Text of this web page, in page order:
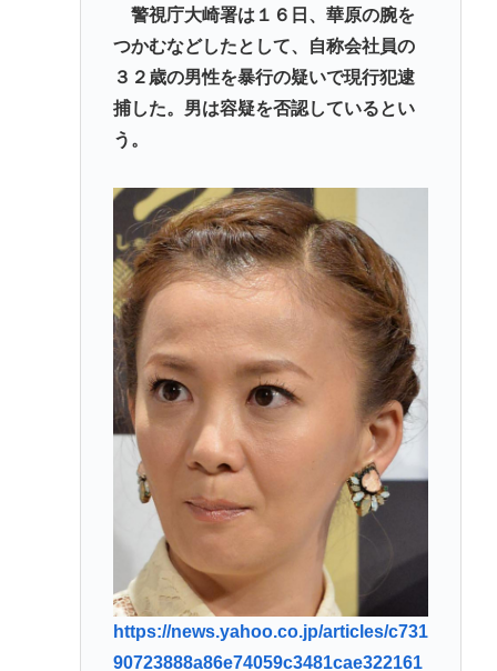
警視庁大崎署は１６日、華原の腕を
つかむなどしたとして、自称会社員の
３２歳の男性を暴行の疑いで現行犯逮
捕した。男は容疑を否認しているとい
う。
https://news.yahoo.co.jp/articles/c731
90723888a86e74059c3481cae322161